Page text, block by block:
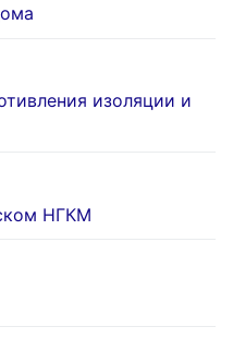
изоляции и
НГКМ